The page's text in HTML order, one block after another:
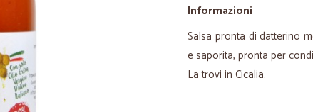
Informazioni
Salsa pronta di datterino
e saporita, pronta per
La trovi in Cicalia.